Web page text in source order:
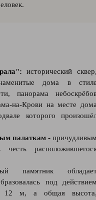
исторический
дома в
панорама
на-Крови на месте
которого
палаткам-
памятник
под
12 м, а общая